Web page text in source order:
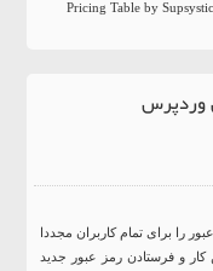
وردپرس
را برای تمام کاربران مجددا
کار و فرستادن رمز عبور جدید